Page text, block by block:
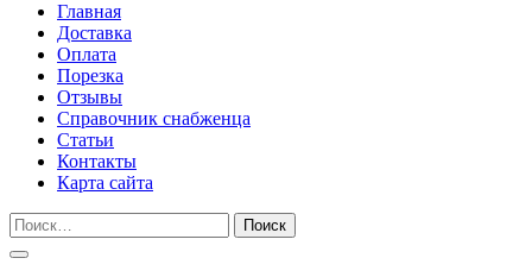
Главная
Доставка
Оплата
Порезка
Отзывы
Справочник снабженца
Статьи
Контакты
Карта сайта